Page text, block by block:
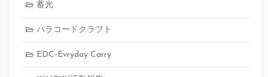
蓄光
パラコードクラフト
EDC-Evryday Carry